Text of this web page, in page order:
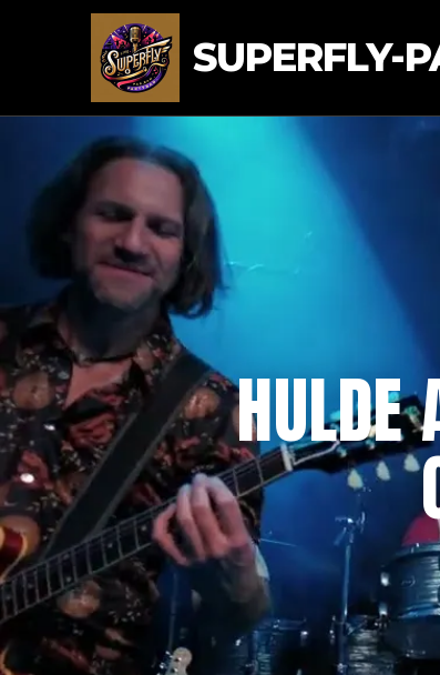
SUPERFLY-
HULDE